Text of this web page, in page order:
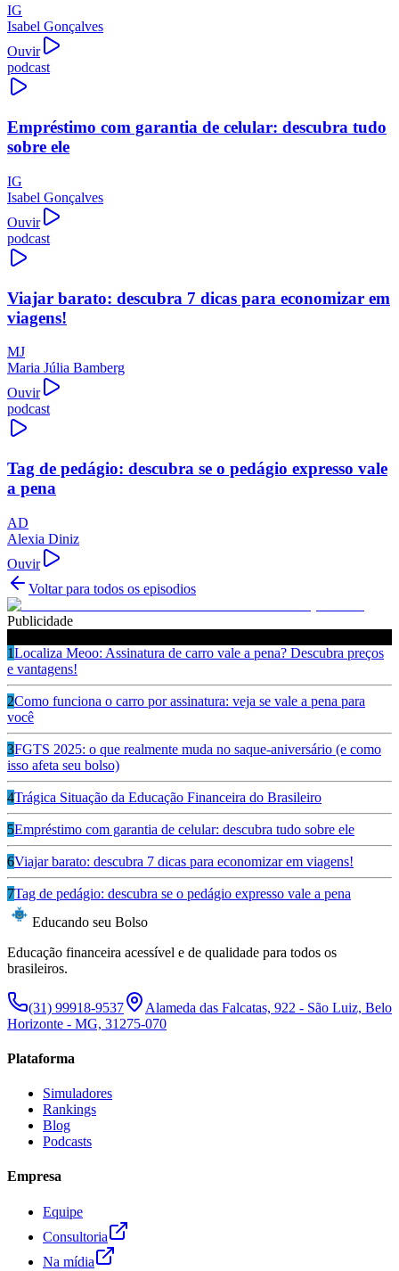
IG
Isabel Gonçalves
Ouvir
podcast
Empréstimo com garantia de celular: descubra tudo
sobre ele
IG
Isabel Gonçalves
Ouvir
podcast
Viajar barato: descubra 7 dicas para economizar em
viagens!
MJ
Maria Júlia Bamberg
Ouvir
podcast
Tag de pedágio: descubra se o pedágio expresso vale
a pena
AD
Alexia Diniz
Ouvir
Voltar para todos os episodios
Publicidade
1Localiza Meoo: Assinatura de carro vale a pena? Descubra preços
e vantagens!
2Como funciona o carro por assinatura: veja se vale a pena para
você
3FGTS 2025: o que realmente muda no saque-aniversário (e como
isso afeta seu bolso)
4Trágica Situação da Educação Financeira do Brasileiro
5Empréstimo com garantia de celular: descubra tudo sobre ele
6Viajar barato: descubra 7 dicas para economizar em viagens!
7Tag de pedágio: descubra se o pedágio expresso vale a pena
Educando seu Bolso
Educação financeira acessível e de qualidade para todos os
brasileiros.
(31) 99918-9537
Alameda das Falcatas, 922 - São Luiz, Belo
Horizonte - MG, 31275-070
Plataforma
Simuladores
Rankings
Blog
Podcasts
Empresa
Equipe
Consultoria
Na mídia